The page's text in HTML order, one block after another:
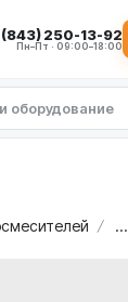
(843) 250-13-92
Пн–Пт · 09:00–18:00
...